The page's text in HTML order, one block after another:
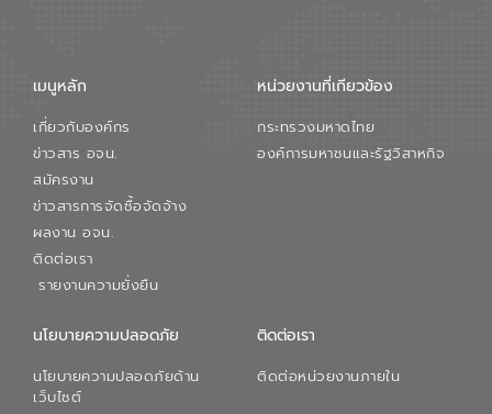
สมดุลทางเศรษฐกิจและสิ่งแวดล้อมได้อย่าง
ภาคเอกชนในครั้งนี้ นับเป็นก้าวสำคัญของ
องค์การจัดการน้ำเสีย (อจน.) ในการร่วมวาง
เมนูหลัก
เกี่ยวกับองค์กร
ข่าวสาร อจน.
สมัครงาน
ข่าวสารการจัดซื้อจัดจ้าง
ผลงาน อจน.
ติดต่อเรา
รายงานความยั่งยืน
หน่วยงานที่เกียวข้อง
กระทรวงมหาดไทย
องค์การมหาชนและรัฐวิสาหกิจ
นโยบายความปลอดภัย
นโยบายความปลอดภัยด้าน
เว็บไซต์
ติดต่อเรา
ติดต่อหน่วยงานภายใน